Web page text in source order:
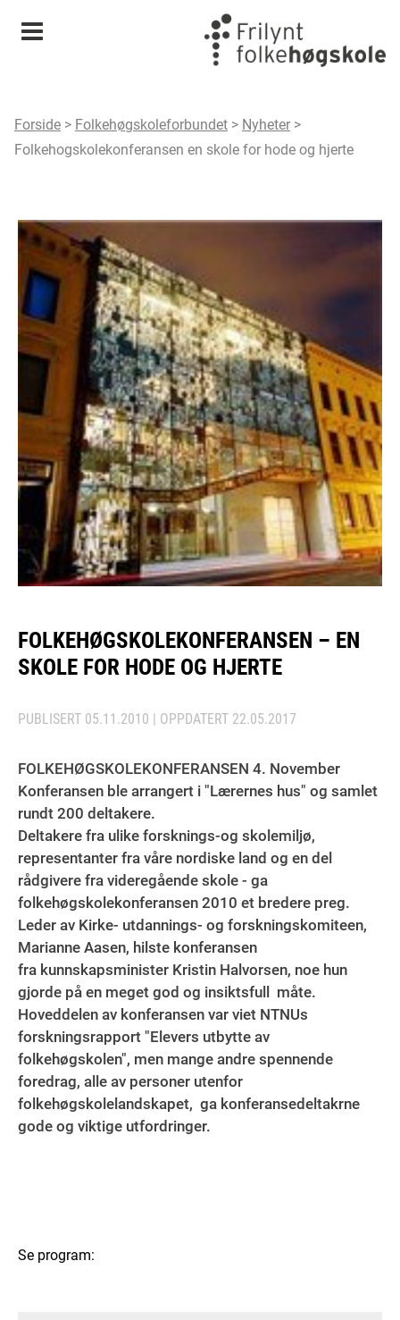
Meny
Forside > Folkehøgskoleforbundet > Nyheter >
Folkehogskolekonferansen en skole for hode og hjerte
FOLKEHØGSKOLEKONFERANSEN – EN
SKOLE FOR HODE OG HJERTE
PUBLISERT 05.11.2010 | OPPDATERT 22.05.2017
FOLKEHØGSKOLEKONFERANSEN 4. November
Konferansen ble arrangert i "Lærernes hus" og samlet
rundt 200 deltakere.
Deltakere fra ulike forsknings-og skolemiljø,
representanter fra våre nordiske land og en del
rådgivere fra videregående skole - ga
folkehøgskolekonferansen 2010 et bredere preg.
Leder av Kirke- utdannings- og forskningskomiteen,
Marianne Aasen, hilste konferansen
fra kunnskapsminister Kristin Halvorsen, noe hun
gjorde på en meget god og insiktsfull måte.
Hoveddelen av konferansen var viet NTNUs
forskningsrapport "Elevers utbytte av
folkehøgskolen", men mange andre spennende
foredrag, alle av personer utenfor
folkehøgskolelandskapet, ga konferansedeltakrne
gode og viktige utfordringer.
Se program: